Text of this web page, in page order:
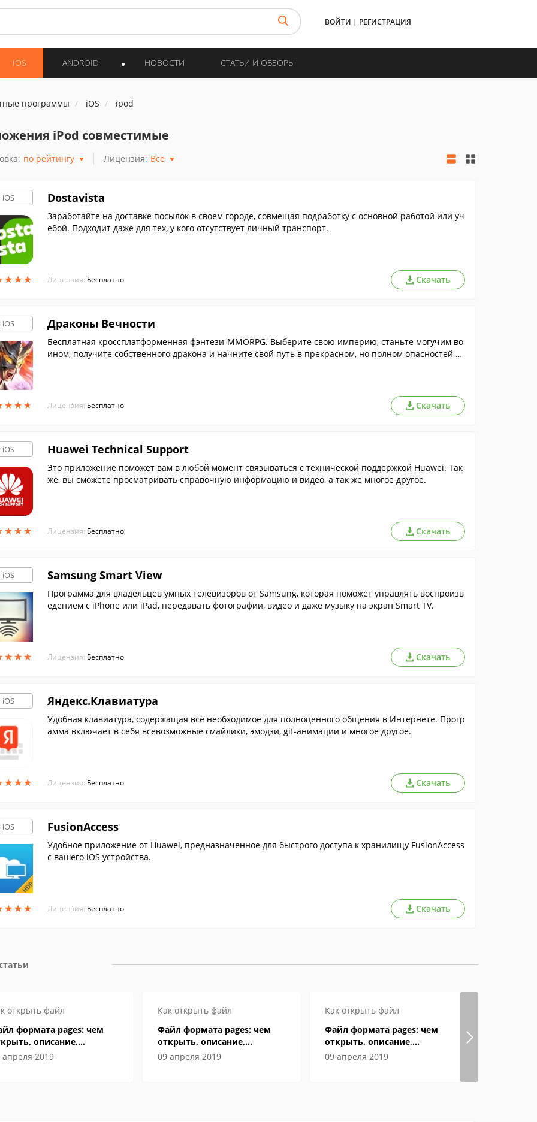
ВОЙТИ | РЕГИСТРАЦИЯ
IOS ANDROID НОВОСТИ СТАТЬИ И ОБЗОРЫ
программы iOS ipod
iPod совместимые
по рейтингу Лицензия: Все
iOS
★★★
★★★
Dostavista
Заработайте на доставке посылок в своем городе, совмещая подработку с основной работой или уч
ебой. Подходит даже для тех, у кого отсутствует личный транспорт.
Лицензия: Бесплатно Скачать
iOS
★★★
★★★
Драконы Вечности
Бесплатная кроссплатформенная фэнтези-MMORPG. Выберите свою империю, станьте могучим во
ином, получите собственного дракона и начните свой путь в прекрасном, но полном опасностей м
Лицензия: Бесплатно Скачать
iOS
★★★
★★★
Huawei Technical Support
Это приложение поможет вам в любой момент связываться с технической поддержкой Huawei. Так
же, вы сможете просматривать справочную информацию и видео, а так же многое другое.
Лицензия: Бесплатно Скачать
iOS
★★★
★★★
Samsung Smart View
Программа для владельцев умных телевизоров от Samsung, которая поможет управлять воспроизв
едением с iPhone или iPad, передавать фотографии, видео и даже музыку на экран Smart TV.
Лицензия: Бесплатно Скачать
iOS
★★★
★★★
Яндекс.Клавиатура
Удобная клавиатура, содержащая всё необходимое для полноценного общения в Интернете. Прогр
амма включает в себя всевозможные смайлики, эмодзи, gif-анимации и многое другое.
Лицензия: Бесплатно Скачать
iOS
★★★
★★★
FusionAccess
Удобное приложение от Huawei, предназначенное для быстрого доступа к хранилищу FusionAccess
с вашего iOS устройства.
Лицензия: Бесплатно Скачать
открыть файл
формата pages: чем
описание,
апреля 2019
Как открыть файл
Файл формата pages: чем
открыть, описание,
особенности
09 апреля 2019
Как открыть файл
Файл формата pages: чем
открыть, описание,
особенности
09 апреля 2019